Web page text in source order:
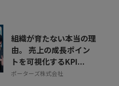
組織が育たない本当の理
由。 売上の成長ポイン
トを可視化するKPI...
ポーターズ株式会社